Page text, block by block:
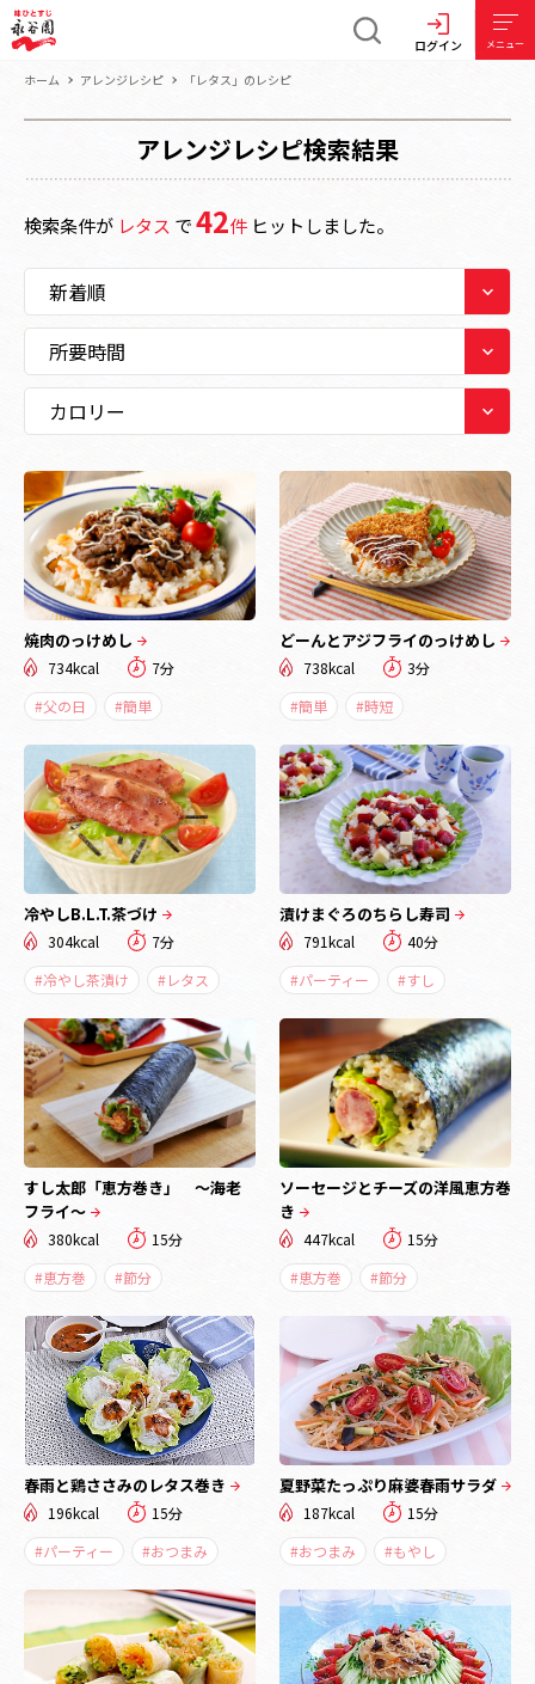
ログイン メニュー
ホーム アレンジレシピ 「レタス」のレシピ
アレンジレシピ検索結果
検索条件が レタス で42件 ヒットしました。
焼肉のっけめし
734kcal
7分
#父の日
#簡単
どーんとアジフライのっけめし
738kcal
3分
#簡単
#時短
冷やしB.L.T.茶づけ
304kcal
7分
#冷やし茶漬け
#レタス
漬けまぐろのちらし寿司
791kcal
40分
#パーティー
#すし
すし太郎「恵方巻き」 ～海老
フライ～
380kcal
15分
#恵方巻
#節分
ソーセージとチーズの洋風恵方巻
き
447kcal
15分
#恵方巻
#節分
春雨と鶏ささみのレタス巻き
196kcal
15分
#パーティー
#おつまみ
夏野菜たっぷり麻婆春雨サラダ
187kcal
15分
#おつまみ
#もやし